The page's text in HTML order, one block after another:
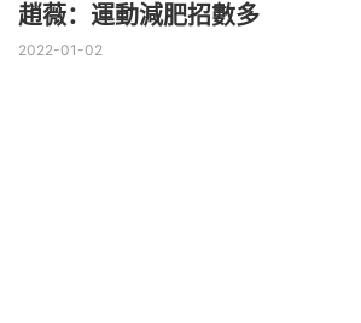
趙薇：運動減肥招數多
2022-01-02